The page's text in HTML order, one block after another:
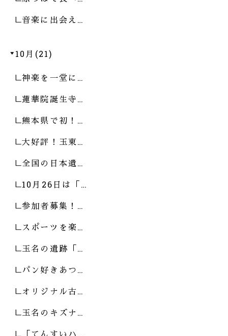
音楽に出会え…
10月(21)
神楽を一堂に…
蓮華院誕生寺…
熊本県で初！…
大好評！玉東…
全国の日本遺…
10月26日は「…
参加者募集！…
スポーツを楽…
玉名の遺跡「…
パン好きあつ…
オリジナル古…
玉名のキズナ…
「てんすいハ…